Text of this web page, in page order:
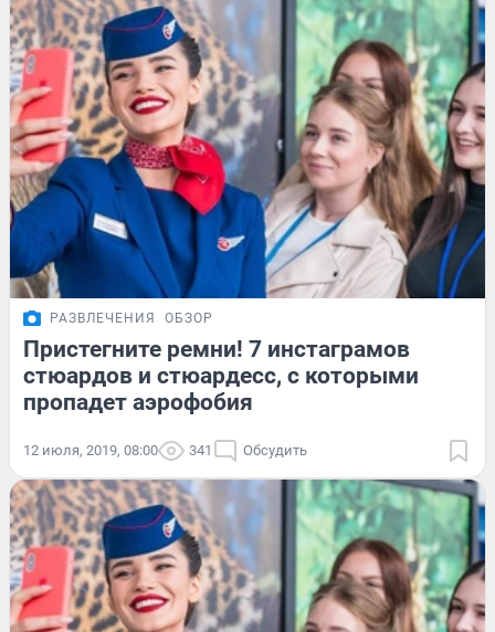
РАЗВЛЕЧЕНИЯ ОБЗОР
Пристегните ремни! 7 инстаграмов
стюардов и стюардесс, с которыми
пропадет аэрофобия
12 июля, 2019, 08:00 341 Обсудить